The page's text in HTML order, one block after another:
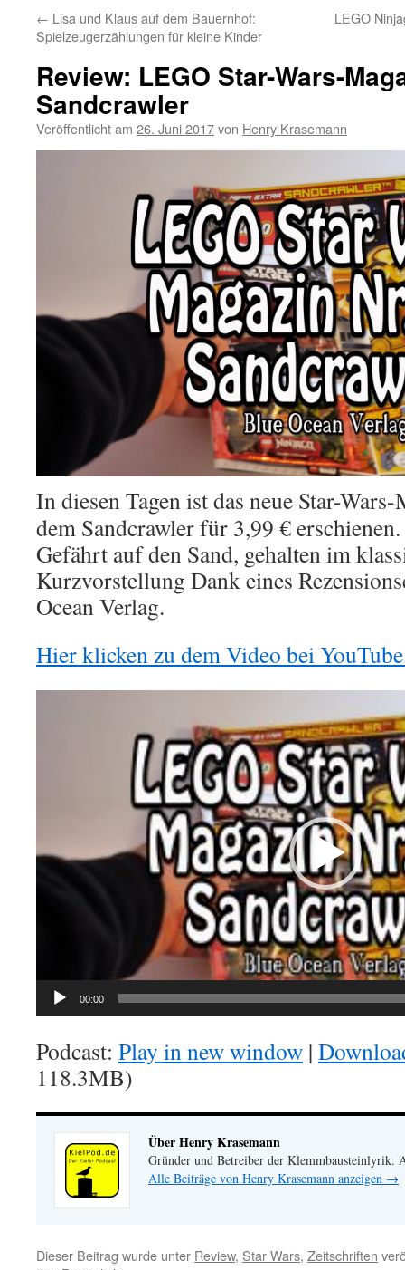
← Lisa und Klaus auf dem Bauernhof:
Spielzeugerzählungen für kleine Kinder
LEGO
Review: LEGO Star-Wars-
Sandcrawler
Veröffentlicht am 26. Juni 2017von Henry Krasemann
In diesen Tagen ist das neue Star-
dem Sandcrawler für 3,99 €
Gefährt auf den Sand, gehalten im
Kurzvorstellung Dank eines
Ocean Verlag.
Hier klicken zu dem Video bei
00:00
Podcast: Play in new window |
118.3MB)
Über Henry Krasemann
Gründer und Betreiber der Klemmbausteinlyrik.
Alle Beiträge von Henry Krasemann anzeigen →
Dieser Beitrag wurde unter Review, Star Wars, Zeitschriften